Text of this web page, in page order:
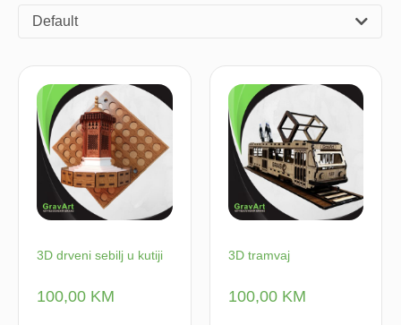
Default
3D drveni sebilj u kutiji
100,00 KM
3D tramvaj
100,00 KM